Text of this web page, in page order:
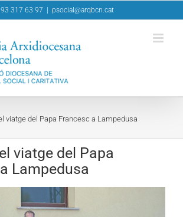
93 317 63 97 psocial@arqbcn.cat
viatge del Papa Francesc a Lampedusa
viatge del Papa
Lampedusa